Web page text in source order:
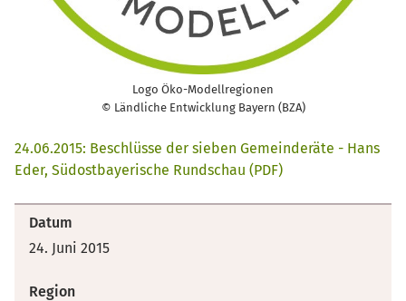
Logo Öko-Modellregionen
© Ländliche Entwicklung Bayern (BZA)
24.06.2015: Beschlüsse der sieben Gemeinderäte - Hans
Eder, Südostbayerische Rundschau (PDF)
Datum
24. Juni 2015
Region